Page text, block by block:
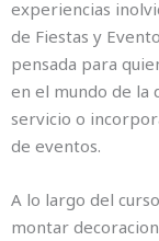
experiencias
de Fiestas y
pensada para
en el mundo de la
servicio o
de eventos.
A lo largo del
montar